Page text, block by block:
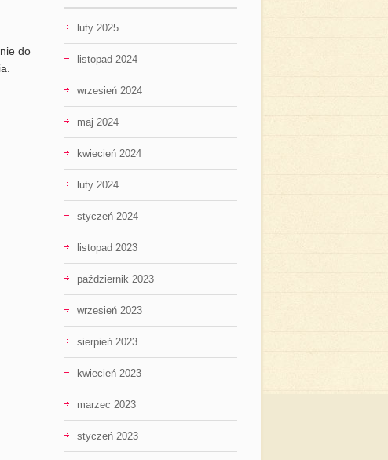
do
luty 2025
listopad 2024
wrzesień 2024
maj 2024
kwiecień 2024
luty 2024
styczeń 2024
listopad 2023
październik 2023
wrzesień 2023
sierpień 2023
kwiecień 2023
marzec 2023
styczeń 2023